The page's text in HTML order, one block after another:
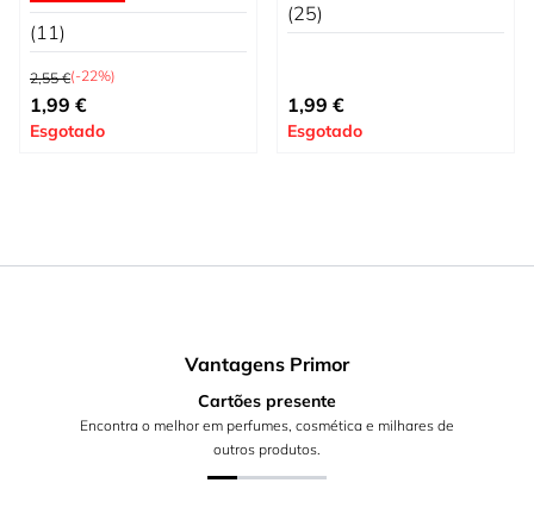
(11)
Preço Normal
2,55 €(-22%)
Preço Especial
1,99 €
Esgotado
(25)
1,99 €
Esgotado
Vantagens Primor
Cartões presente
Encontra o melhor em perfumes, cosmética e milhares de
outros produtos.